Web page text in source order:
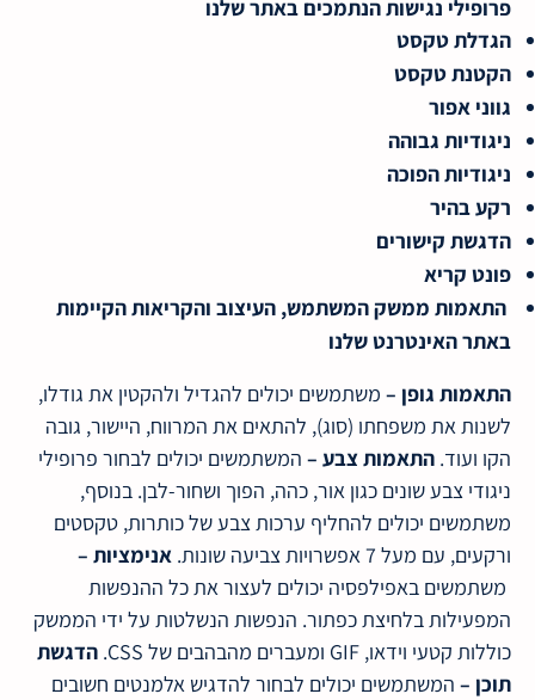
פרופילי נגישות הנתמכים באתר שלנו
הגדלת טקסט
הקטנת טקסט
גווני אפור
ניגודיות גבוהה
ניגודיות הפוכה
רקע בהיר
הדגשת קישורים
פונט קריא
התאמות ממשק המשתמש, העיצוב והקריאות הקיימות
באתר האינטרנט שלנו
התאמות גופן – משתמשים יכולים להגדיל ולהקטין את גודלו,
לשנות את משפחתו (סוג), להתאים את המרווח, היישור, גובה
הקו ועוד. התאמות צבע – המשתמשים יכולים לבחור פרופילי
ניגודי צבע שונים כגון אור, כהה, הפוך ושחור-לבן. בנוסף,
משתמשים יכולים להחליף ערכות צבע של כותרות, טקסטים
ורקעים, עם מעל 7 אפשרויות צביעה שונות.
אנימציות –
משתמשים באפילפסיה יכולים לעצור את כל ההנפשות
המפעילות בלחיצת כפתור. הנפשות הנשלטות על ידי הממשק
כוללות קטעי וידאו, GIF ומעברים מהבהבים של CSS.
הדגשת
תוכן – המשתמשים יכולים לבחור להדגיש אלמנטים חשובים